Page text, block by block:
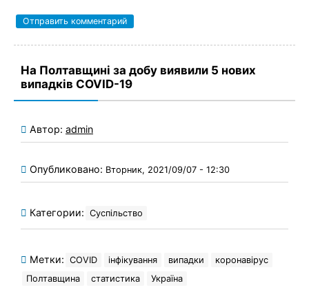
На Полтавщині за добу виявили 5 нових
випадків COVID-19
Автор: admin
Опубликовано: Вторник, 2021/09/07 - 12:30
Категории: Суспільство
Метки: COVID інфікування випадки
коронавірус
Полтавщина
статистика Україна